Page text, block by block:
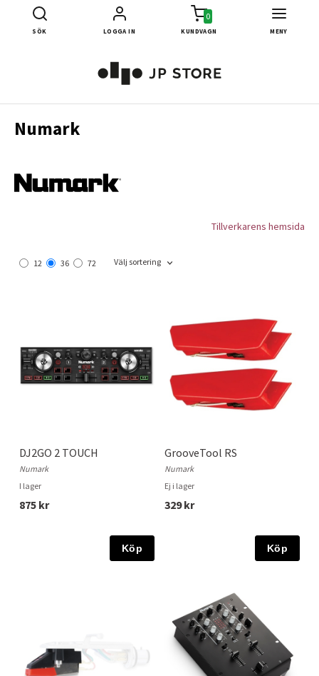
SÖK LOGGA IN
0
KUNDVAGN MENY
Numark
Tillverkarens hemsida
12 36 72 Välj sortering
DJ2GO 2 TOUCH
Numark
I lager
875 kr
Köp
GrooveTool RS
Numark
Ej i lager
329 kr
Köp